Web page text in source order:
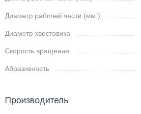
Диаметр рабочей части (мм.)
Диаметр хвостовика
Скорость вращения
Абразивность
Производитель